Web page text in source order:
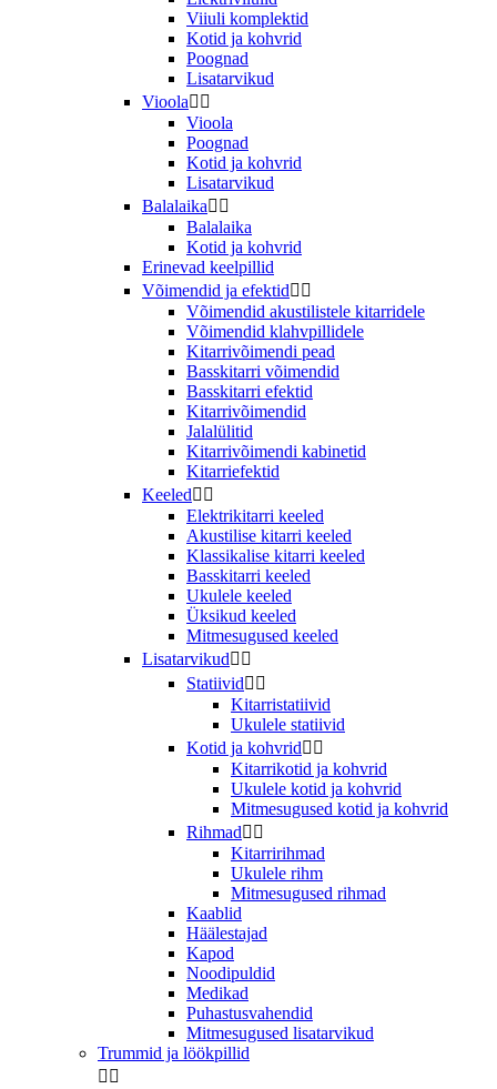
Viiuli komplektid
Kotid ja kohvrid
Poognad
Lisatarvikud
Vioola 
Vioola
Poognad
Kotid ja kohvrid
Lisatarvikud
Balalaika 
Balalaika
Kotid ja kohvrid
Erinevad keelpillid
Võimendid ja efektid 
Võimendid akustilistele kitarridele
Võimendid klahvpillidele
Kitarrivõimendi pead
Basskitarri võimendid
Basskitarri efektid
Kitarrivõimendid
Jalalülitid
Kitarrivõimendi kabinetid
Kitarriefektid
Keeled 
Elektrikitarri keeled
Akustilise kitarri keeled
Klassikalise kitarri keeled
Basskitarri keeled
Ukulele keeled
Üksikud keeled
Mitmesugused keeled
Lisatarvikud 
Statiivid 
Kitarristatiivid
Ukulele statiivid
Kotid ja kohvrid 
Kitarrikotid ja kohvrid
Ukulele kotid ja kohvrid
Mitmesugused kotid ja kohvrid
Rihmad 
Kitarririhmad
Ukulele rihm
Mitmesugused rihmad
Kaablid
Häälestajad
Kapod
Noodipuldid
Medikad
Puhastusvahendid
Mitmesugused lisatarvikud
Trummid ja löökpillid
 